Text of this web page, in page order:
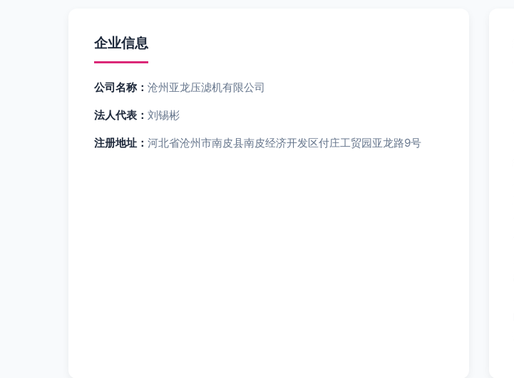
企业信息
公司名称： 沧州亚龙压滤机有限公司
法人代表： 刘锡彬
注册地址： 河北省沧州市南皮县南皮经济开发区付庄工贸园亚龙路9号